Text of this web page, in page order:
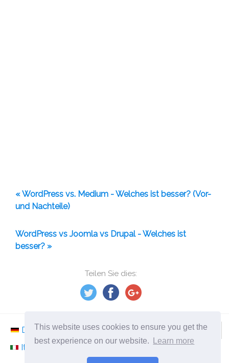
This website uses cookies to ensure you get the
best experience on our website.
Learn more
Teilen Sie dies:
« WordPress vs. Medium - Welches ist besser? (Vor-
und Nachteile)
WordPress vs Joomla vs Drupal - Welches ist
besser? »
Deutsch Nederlands Svenska
Norsk
Italiano
Español Românesc